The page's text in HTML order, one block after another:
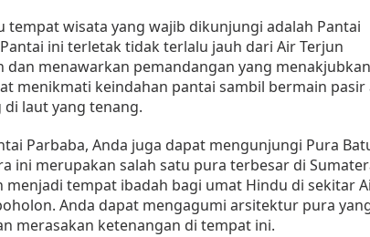
tempat wisata yang wajib dikunjungi adalah Pantai
ini terletak tidak terlalu jauh dari Air Terjun
dan menawarkan pemandangan yang
menikmati keindahan pantai sambil bermain pasir
di laut yang tenang.
Parbaba, Anda juga dapat mengunjungi Pura
ini merupakan salah satu pura terbesar di
menjadi tempat ibadah bagi umat Hindu di sekitar
Anda dapat mengagumi arsitektur pura
merasakan ketenangan di tempat ini.